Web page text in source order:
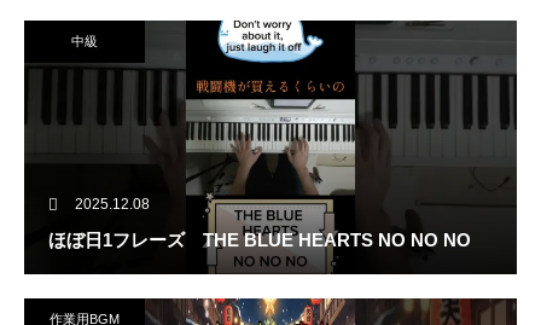
中級
2025.12.08
ほぼ日1フレーズ THE BLUE HEARTS NO NO NO
作業用BGM